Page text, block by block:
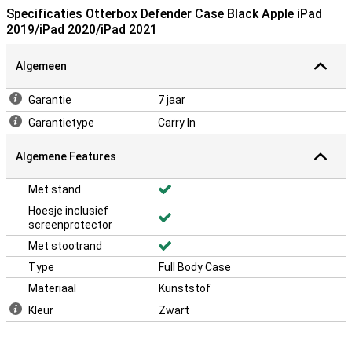
Specificaties Otterbox Defender Case Black Apple iPad
2019/iPad 2020/iPad 2021
Algemeen
Garantie
7 jaar
Garantietype
Carry In
Algemene Features
Met stand
Hoesje inclusief
screenprotector
Met stootrand
Type
Full Body Case
Materiaal
Kunststof
Kleur
Zwart